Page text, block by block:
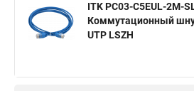
ITK PC03-C5EUL-2M-
Коммутационный
UTP LSZH